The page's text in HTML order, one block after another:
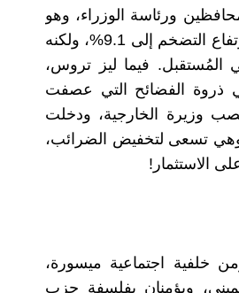
ورئاسة الوزراء، وهو
يرفض في الوقت الحالي تخفيض الضرائب، بسبب ارتفاع التضخم إلى 9.1%، ولكنه
فيما ليز تروس،
ذروة الفضائح التي عصفت
وزيرة الخارجية، ودخلت
وهي تسعى لتخفيض الضرائب،
الاستثمار!
خلفية اجتماعية ميسورة،
ويؤمنان بفلسفة حزب